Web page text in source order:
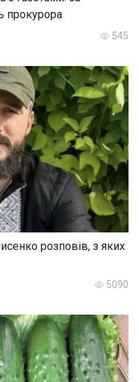
прокурора
545
розповів, з яких
5090